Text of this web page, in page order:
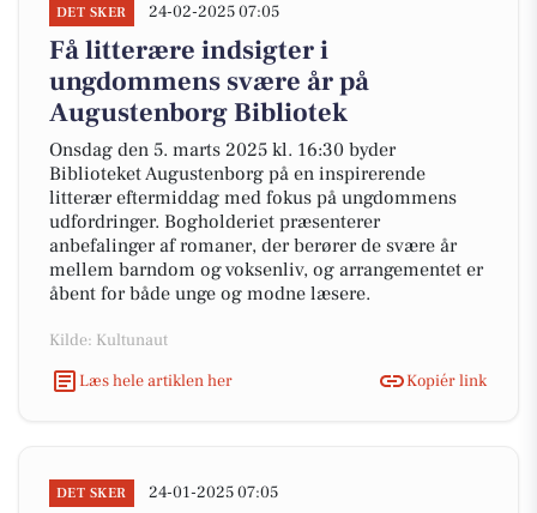
DET SKER 24-02-2025 07:05
Få litterære indsigter i
ungdommens svære år på
Augustenborg Bibliotek
Onsdag den 5. marts 2025 kl. 16:30 byder
Biblioteket Augustenborg på en inspirerende
litterær eftermiddag med fokus på ungdommens
udfordringer. Bogholderiet præsenterer
anbefalinger af romaner, der berører de svære år
mellem barndom og voksenliv, og arrangementet er
åbent for både unge og modne læsere.
Kilde: Kultunaut
Læs hele artiklen her
Kopiér link
DET SKER 24-01-2025 07:05